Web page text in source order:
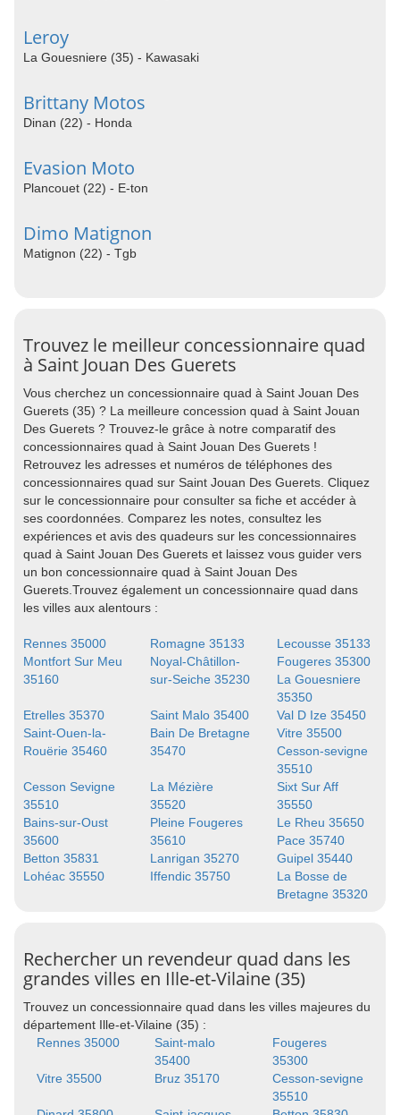
Leroy
La Gouesniere (35) - Kawasaki
Brittany Motos
Dinan (22) - Honda
Evasion Moto
Plancouet (22) - E-ton
Dimo Matignon
Matignon (22) - Tgb
Trouvez le meilleur concessionnaire quad
à Saint Jouan Des Guerets
Vous cherchez un concessionnaire quad à Saint Jouan Des
Guerets (35) ? La meilleure concession quad à Saint Jouan
Des Guerets ? Trouvez-le grâce à notre comparatif des
concessionnaires quad à Saint Jouan Des Guerets !
Retrouvez les adresses et numéros de téléphones des
concessionnaires quad sur Saint Jouan Des Guerets. Cliquez
sur le concessionnaire pour consulter sa fiche et accéder à
ses coordonnées. Comparez les notes, consultez les
expériences et avis des quadeurs sur les concessionnaires
quad à Saint Jouan Des Guerets et laissez vous guider vers
un bon concessionnaire quad à Saint Jouan Des
Guerets.Trouvez également un concessionnaire quad dans
les villes aux alentours :
Rennes 35000 Romagne 35133
Lecousse 35133
Montfort Sur Meu
35160
Noyal-Châtillon-
sur-Seiche 35230
Fougeres 35300
La Gouesniere
35350
Etrelles 35370
Saint Malo 35400
Val D Ize 35450
Saint-Ouen-la-
Rouërie 35460
Bain De Bretagne
35470
Vitre 35500
Cesson-sevigne
35510
Cesson Sevigne
35510
La Mézière
35520
Sixt Sur Aff
35550
Bains-sur-Oust
35600
Pleine Fougeres
35610
Le Rheu 35650
Pace 35740
Betton 35831
Lanrigan 35270
Guipel 35440
Lohéac 35550
Iffendic 35750
La Bosse de
Bretagne 35320
Rechercher un revendeur quad dans les
grandes villes en Ille-et-Vilaine (35)
Trouvez un concessionnaire quad dans les villes majeures du
département Ille-et-Vilaine (35) :
Rennes 35000
Saint-malo
35400
Fougeres
35300
Vitre 35500
Bruz 35170
Cesson-sevigne
35510